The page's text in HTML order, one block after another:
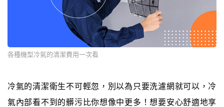
各種機型冷氣的清潔費用一次看
冷氣的清潔衛生不可輕忽，別以為只要洗濾網就可以，冷
氣內部看不到的髒污比你想像中更多！想要安心舒適地享